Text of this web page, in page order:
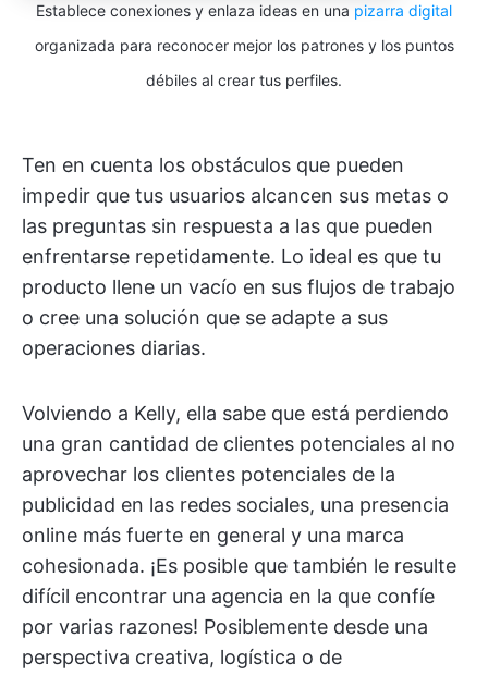
Establece conexiones y enlaza ideas en una pizarra digital
organizada para reconocer mejor los patrones y los puntos
débiles al crear tus perfiles.
Ten en cuenta los obstáculos que pueden
impedir que tus usuarios alcancen sus metas o
las preguntas sin respuesta a las que pueden
enfrentarse repetidamente. Lo ideal es que tu
producto llene un vacío en sus flujos de trabajo
o cree una solución que se adapte a sus
operaciones diarias.
Volviendo a Kelly, ella sabe que está perdiendo
una gran cantidad de clientes potenciales al no
aprovechar los clientes potenciales de la
publicidad en las redes sociales, una presencia
online más fuerte en general y una marca
cohesionada. ¡Es posible que también le resulte
difícil encontrar una agencia en la que confíe
por varias razones! Posiblemente desde una
perspectiva creativa, logística o de